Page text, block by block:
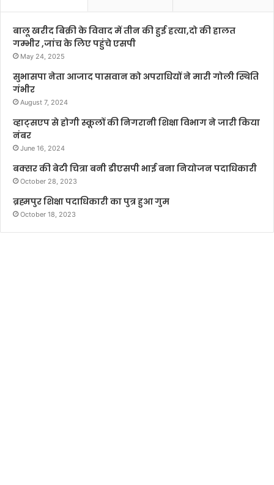
बालू खरीद बिक्री के विवाद में तीन की हुई हत्या,दो की हालत
गम्भीर ,जांच के लिए पहुंचे एसपी
May 24, 2025
सुभासपा नेता आजाद पासवान को अपराधियों ने मारी गोली स्थिति
गंभीर
August 7, 2024
व्हाट्सएप से होगी स्कूलों की निगरानी शिक्षा विभाग ने जारी किया
नंबर
June 16, 2024
बक्सर की बेटी चित्रा बनी डीएसपी भाई बना नियोजन पदाधिकारी
October 28, 2023
ब्रह्मपुर शिक्षा पदाधिकारी का पुत्र हुआ गुम
October 18, 2023